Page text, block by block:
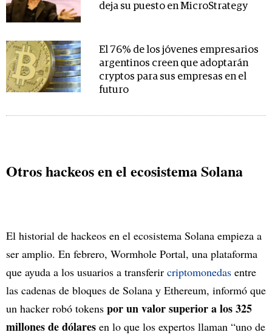
deja su puesto en MicroStrategy
El 76% de los jóvenes empresarios
argentinos creen que adoptarán
cryptos para sus empresas en el
futuro
Otros hackeos en el ecosistema Solana
El historial de hackeos en el ecosistema Solana empieza a
ser amplio. En febrero, Wormhole Portal, una plataforma
que ayuda a los usuarios a transferir criptomonedas entre
las cadenas de bloques de Solana y Ethereum, informó que
un hacker robó tokens por un valor superior a los 325
millones de dólares en lo que los expertos llaman “uno de